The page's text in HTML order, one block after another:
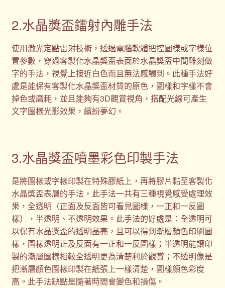
2.水晶獎盃鐳射內雕手法
使用激光定點雷射技術，透過電腦軟體把控圖樣或字樣位
置參數，穿過客製化水晶獎盃表面於水晶獎盃中間雕刻做
字的手法，視覺上接近白色而且無法感觸到。此種手法好
處是能保有客製化水晶獎盃材質的原色，圖樣和字樣不會
掉色或磨耗，並且能夠有3D觀賞視角，搭配光線可產生
文字圖樣光影效果，繽紛夢幻。
3.水晶獎盃噴墨彩色印製手法
是將圖樣或字樣印製在特殊膠紙上，再將膠片黏至客製化
水晶獎盃表層的手法，此手法一共有三種視覺感受處理效
果，全透明（正面及反面皆可看見圖樣，一正和一反圖
樣），半透明、不透明效果。此手法的好處是：全透明可
以保有水晶獎盃的透明晶亮，且可以得到漸層顏色印刷圖
樣，圖樣透明正及反面有一正和一反圖樣；半透明能讓印
製的漸層圖樣相較全透明更為清楚利於觀賞；不透明像是
把漸層顏色圖樣印製在紙張上一樣清楚，圖樣顏色彩度
高。此手法缺點是隨著時間會變色和損傷。